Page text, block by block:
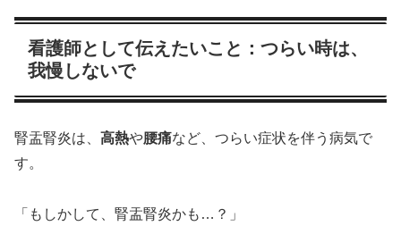
看護師として伝えたいこと：つらい時は、
我慢しないで
腎盂腎炎は、 高熱や腰痛など、つらい症状を伴う病気で
す。
「もしかして、腎盂腎炎かも…？」